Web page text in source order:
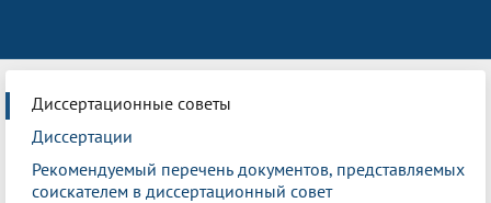
Диссертационные советы
Диссертации
Рекомендуемый перечень документов, представляемых
соискателем в диссертационный совет